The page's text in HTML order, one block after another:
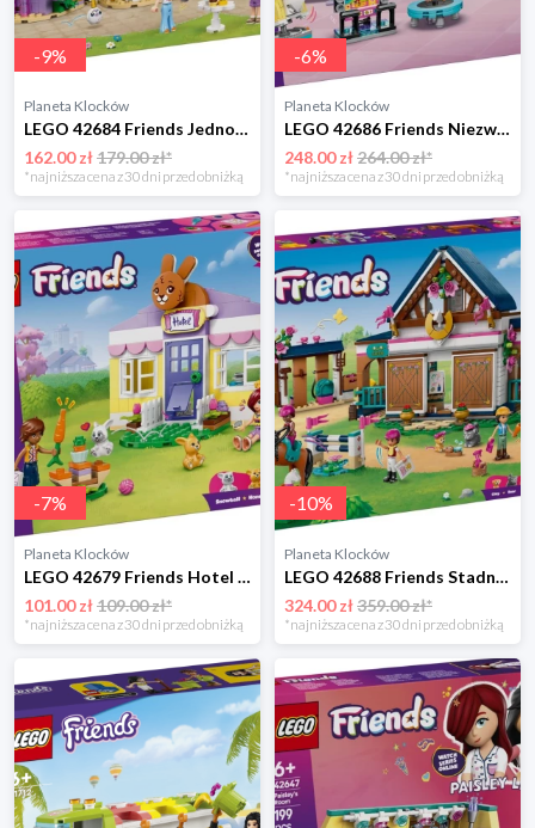
-9%
Planeta Klocków
LEGO 42684 Friends Jednorożcowa kawiarnia Lego
162.00 zł179.00 zł*
*najniższa cena z 30 dni przed obniżką
-6%
Planeta Klocków
LEGO 42686 Friends Niezwykła sala zabaw Lego
248.00 zł264.00 zł*
*najniższa cena z 30 dni przed obniżką
-7%
Planeta Klocków
LEGO 42679 Friends Hotel dla królików w mieście Lego
101.00 zł109.00 zł*
*najniższa cena z 30 dni przed obniżką
-10%
Planeta Klocków
LEGO 42688 Friends Stadnina i szkółka jeździecka Lego
324.00 zł359.00 zł*
*najniższa cena z 30 dni przed obniżką